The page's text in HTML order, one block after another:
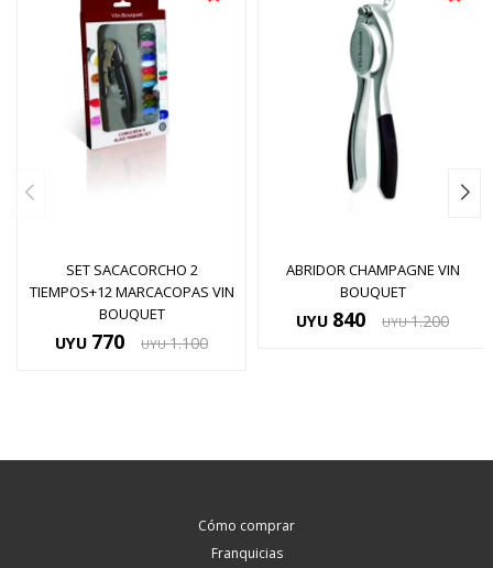
SET SACACORCHO 2
TIEMPOS+12 MARCACOPAS VIN
BOUQUET
UYU 770 UYU 1.100
ABRIDOR CHAMPAGNE VIN
BOUQUET
UYU 840 UYU 1.200
Cómo comprar
Franquicias